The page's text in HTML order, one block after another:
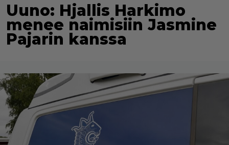
Uuno: Hjallis Harkimo
menee naimisiin Jasmine
Pajarin kanssa